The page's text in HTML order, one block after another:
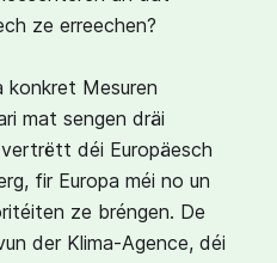
ze erreechen?⁣⁣
konkret Mesuren
mat sengen dräi
déi Europäesch
fir Europa méi no un
ze bréngen. De
der Klima-Agence, déi